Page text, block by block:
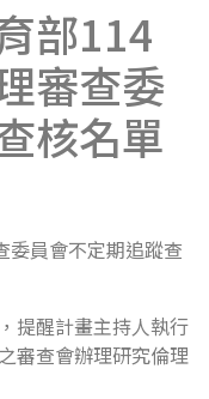
部114
審查委
核名單
委員會不定期追蹤查
提醒計畫主持人執行
審查會辦理研究倫理